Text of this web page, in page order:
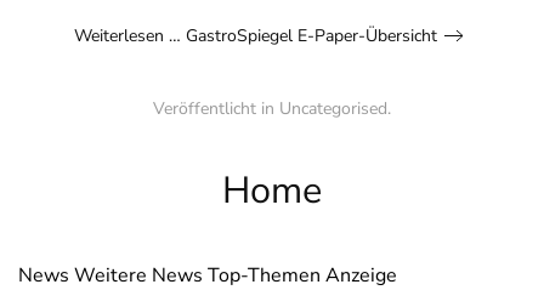
Weiterlesen … GastroSpiegel E-Paper-Übersicht
Veröffentlicht in Uncategorised.
Home
News Weitere News Top-Themen Anzeige